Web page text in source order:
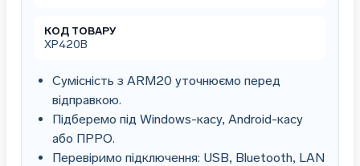
КОД ТОВАРУ
XP420B
Сумісність з ARM20 уточнюємо перед
відправкою.
Підберемо під Windows-касу, Android-касу
або ПРРО.
Перевіримо підключення: USB, Bluetooth, LAN